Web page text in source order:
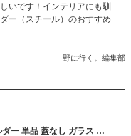
いです！インテリアにも馴
ー（スチール）のおすすめ
野に行く。編集部
蚊取り線香入れ 蚊取り線香 蚊取り線香ホルダー 単品 蓋なし ガラス スチール お香立て 香炉 ブラック クリア フタなし 蓋 フタ ふた なし ハンドル 付き キャンドルホルダー 蚊やり かやり ホルダー 入れ ケース オブジェ おしゃれ 北欧 雑貨 インテリア アジアン [61910]